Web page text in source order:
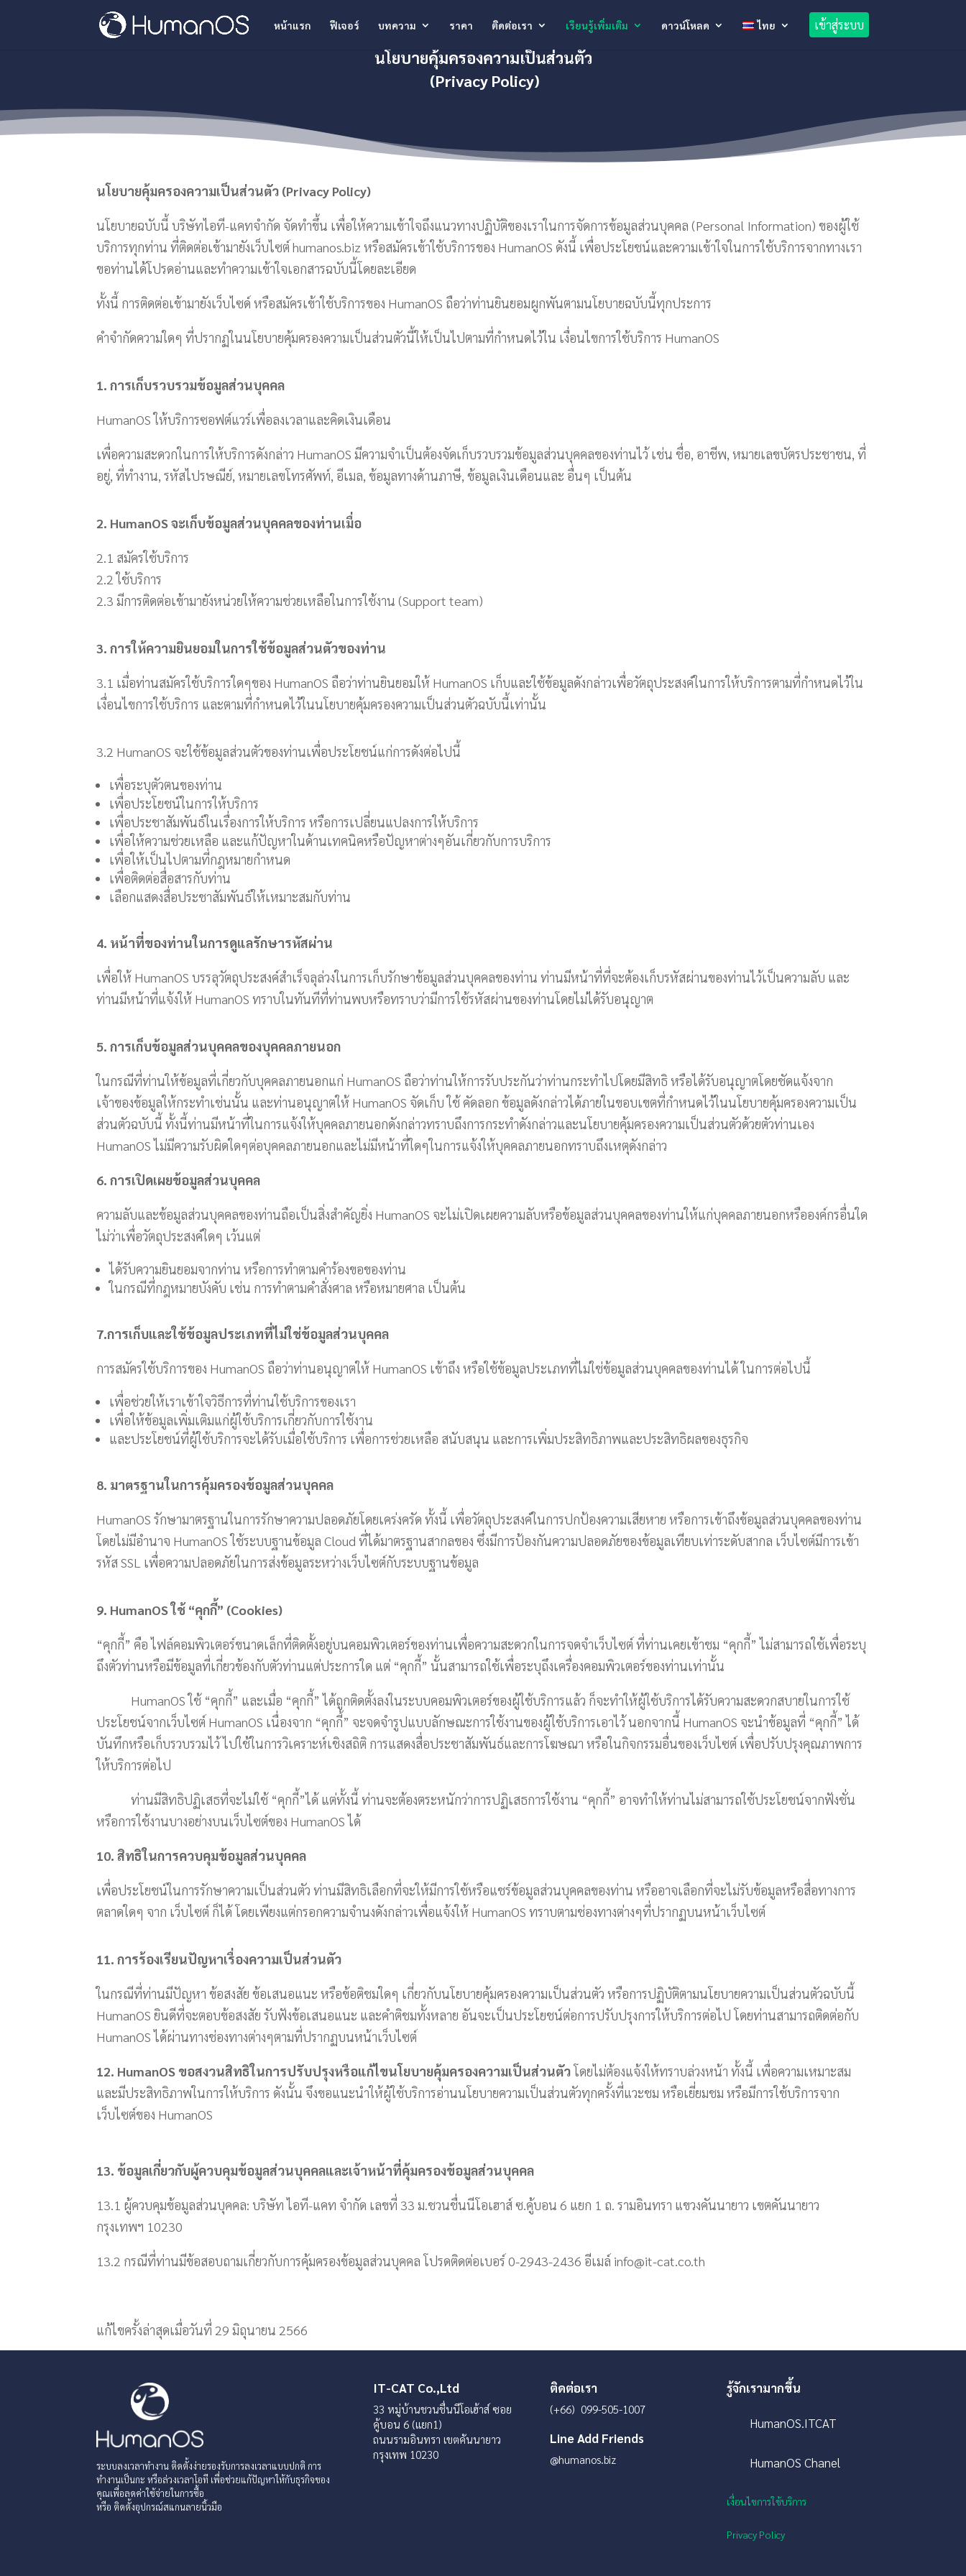
หน้าแรก ฟีเจอร์ บทความ ราคา ติดต่อเรา เรียนรู้เพิ่มเติม ดาวน์โหลด ไทย เข้าสู่ระบบ
นโยบายคุ้มครองความเป็นส่วนตัว
(Privacy Policy)
นโยบายคุ้มครองความเป็นส่วนตัว (Privacy Policy)
นโยบายฉบับนี้ บริษัทไอที-แคทจำกัด จัดทำขึ้น เพื่อให้ความเข้าใจถึงแนวทางปฏิบัติของเราในการจัดการข้อมูลส่วนบุคคล (Personal Information) ของผู้ใช้
บริการทุกท่าน ที่ติดต่อเข้ามายังเว็บไซต์ humanos.biz หรือสมัครเข้าใช้บริการของ HumanOS ดังนี้ เพื่อประโยชน์และความเข้าใจในการใช้บริการจากทางเรา
ขอท่านได้โปรดอ่านและทำความเข้าใจเอกสารฉบับนี้โดยละเอียด
ทั้งนี้ การติดต่อเข้ามายังเว็บไซด์ หรือสมัครเข้าใช้บริการของ HumanOS ถือว่าท่านยินยอมผูกพันตามนโยบายฉบับนี้ทุกประการ
คำจำกัดความใดๆ ที่ปรากฏในนโยบายคุ้มครองความเป็นส่วนตัวนี้ให้เป็นไปตามที่กำหนดไว้ใน เงื่อนไขการใช้บริการ HumanOS
1. การเก็บรวบรวมข้อมูลส่วนบุคคล
HumanOS ให้บริการซอฟต์แวร์เพื่อลงเวลาและคิดเงินเดือน
เพื่อความสะดวกในการให้บริการดังกล่าว HumanOS มีความจำเป็นต้องจัดเก็บรวบรวมข้อมูลส่วนบุคคลของท่านไว้ เช่น ชื่อ, อาชีพ, หมายเลขบัตรประชาชน, ที่
อยู่, ที่ทำงาน, รหัสไปรษณีย์, หมายเลขโทรศัพท์, อีเมล, ข้อมูลทางด้านภาษี, ข้อมูลเงินเดือนและ อื่นๆ เป็นต้น
2. HumanOS จะเก็บข้อมูลส่วนบุคคลของท่านเมื่อ
2.1 สมัครใช้บริการ
2.2 ใช้บริการ
2.3 มีการติดต่อเข้ามายังหน่วยให้ความช่วยเหลือในการใช้งาน (Support team)
3. การให้ความยินยอมในการใช้ข้อมูลส่วนตัวของท่าน
3.1 เมื่อท่านสมัครใช้บริการใดๆของ HumanOS ถือว่าท่านยินยอมให้ HumanOS เก็บและใช้ข้อมูลดังกล่าวเพื่อวัตถุประสงค์ในการให้บริการตามที่กำหนดไว้ใน
เงื่อนไขการใช้บริการ และตามที่กำหนดไว้ในนโยบายคุ้มครองความเป็นส่วนตัวฉบับนี้เท่านั้น
3.2 HumanOS จะใช้ข้อมูลส่วนตัวของท่านเพื่อประโยชน์แก่การดังต่อไปนี้
เพื่อระบุตัวตนของท่าน
เพื่อประโยชน์ในการให้บริการ
เพื่อประชาสัมพันธ์ในเรื่องการให้บริการ หรือการเปลี่ยนแปลงการให้บริการ
เพื่อให้ความช่วยเหลือ และแก้ปัญหาในด้านเทคนิคหรือปัญหาต่างๆอันเกี่ยวกับการบริการ
เพื่อให้เป็นไปตามที่กฎหมายกำหนด
เพื่อติดต่อสื่อสารกับท่าน
เลือกแสดงสื่อประชาสัมพันธ์ให้เหมาะสมกับท่าน
4. หน้าที่ของท่านในการดูแลรักษารหัสผ่าน
เพื่อให้ HumanOS บรรลุวัตถุประสงค์สำเร็จลุล่วงในการเก็บรักษาข้อมูลส่วนบุคคลของท่าน ท่านมีหน้าที่ที่จะต้องเก็บรหัสผ่านของท่านไว้เป็นความลับ และ
ท่านมีหน้าที่แจ้งให้ HumanOS ทราบในทันทีที่ท่านพบหรือทราบว่ามีการใช้รหัสผ่านของท่านโดยไม่ได้รับอนุญาต
5. การเก็บข้อมูลส่วนบุคคลของบุคคลภายนอก
ในกรณีที่ท่านให้ข้อมูลที่เกี่ยวกับบุคคลภายนอกแก่ HumanOS ถือว่าท่านให้การรับประกันว่าท่านกระทำไปโดยมีสิทธิ หรือได้รับอนุญาตโดยชัดแจ้งจาก
เจ้าของข้อมูลให้กระทำเช่นนั้น และท่านอนุญาตให้ HumanOS จัดเก็บ ใช้ คัดลอก ข้อมูลดังกล่าวได้ภายในขอบเขตที่กำหนดไว้ในนโยบายคุ้มครองความเป็น
ส่วนตัวฉบับนี้ ทั้งนี้ท่านมีหน้าที่ในการแจ้งให้บุคคลภายนอกดังกล่าวทราบถึงการกระทำดังกล่าวและนโยบายคุ้มครองความเป็นส่วนตัวด้วยตัวท่านเอง
HumanOS ไม่มีความรับผิดใดๆต่อบุคคลภายนอกและไม่มีหน้าที่ใดๆในการแจ้งให้บุคคลภายนอกทราบถึงเหตุดังกล่าว
6. การเปิดเผยข้อมูลส่วนบุคคล
ความลับและข้อมูลส่วนบุคคลของท่านถือเป็นสิ่งสำคัญยิ่ง HumanOS จะไม่เปิดเผยความลับหรือข้อมูลส่วนบุคคลของท่านให้แก่บุคคลภายนอกหรือองค์กรอื่นใด
ไม่ว่าเพื่อวัตถุประสงค์ใดๆ เว้นแต่
ได้รับความยินยอมจากท่าน หรือการทำตามคำร้องขอของท่าน
ในกรณีที่กฎหมายบังคับ เช่น การทำตามคำสั่งศาล หรือหมายศาล เป็นต้น
7.การเก็บและใช้ข้อมูลประเภทที่ไม่ใช่ข้อมูลส่วนบุคคล
การสมัครใช้บริการของ HumanOS ถือว่าท่านอนุญาตให้ HumanOS เข้าถึง หรือใช้ข้อมูลประเภทที่ไม่ใช่ข้อมูลส่วนบุคคลของท่านได้ ในการต่อไปนี้
เพื่อช่วยให้เราเข้าใจวิธีการที่ท่านใช้บริการของเรา
เพื่อให้ข้อมูลเพิ่มเติมแก่ผู้ใช้บริการเกี่ยวกับการใช้งาน
และประโยชน์ที่ผู้ใช้บริการจะได้รับเมื่อใช้บริการ เพื่อการช่วยเหลือ สนับสนุน และการเพิ่มประสิทธิภาพและประสิทธิผลของธุรกิจ
8. มาตรฐานในการคุ้มครองข้อมูลส่วนบุคคล
HumanOS รักษามาตรฐานในการรักษาความปลอดภัยโดยเคร่งครัด ทั้งนี้ เพื่อวัตถุประสงค์ในการปกป้องความเสียหาย หรือการเข้าถึงข้อมูลส่วนบุคคลของท่าน
โดยไม่มีอำนาจ HumanOS ใช้ระบบฐานข้อมูล Cloud ที่ได้มาตรฐานสากลของ ซึ่งมีการป้องกันความปลอดภัยของข้อมูลเทียบเท่าระดับสากล เว็บไซต์มีการเข้า
รหัส SSL เพื่อความปลอดภัยในการส่งข้อมูลระหว่างเว็บไซต์กับระบบฐานข้อมูล
9. HumanOS ใช้ “คุกกี้” (Cookies)
“คุกกี้” คือ ไฟล์คอมพิวเตอร์ขนาดเล็กที่ติดตั้งอยู่บนคอมพิวเตอร์ของท่านเพื่อความสะดวกในการจดจำเว็บไซต์ ที่ท่านเคยเข้าชม “คุกกี้” ไม่สามารถใช้เพื่อระบุ
ถึงตัวท่านหรือมีข้อมูลที่เกี่ยวข้องกับตัวท่านแต่ประการใด แต่ “คุกกี้” นั้นสามารถใช้เพื่อระบุถึงเครื่องคอมพิวเตอร์ของท่านเท่านั้น
HumanOS ใช้ “คุกกี้” และเมื่อ “คุกกี้” ได้ถูกติดตั้งลงในระบบคอมพิวเตอร์ของผู้ใช้บริการแล้ว ก็จะทำให้ผู้ใช้บริการได้รับความสะดวกสบายในการใช้
ประโยชน์จากเว็บไซต์ HumanOS เนื่องจาก “คุกกี้” จะจดจำรูปแบบลักษณะการใช้งานของผู้ใช้บริการเอาไว้ นอกจากนี้ HumanOS จะนำข้อมูลที่ “คุกกี้” ได้
บันทึกหรือเก็บรวบรวมไว้ ไปใช้ในการวิเคราะห์เชิงสถิติ การแสดงสื่อประชาสัมพันธ์และการโฆษณา หรือในกิจกรรมอื่นของเว็บไซต์ เพื่อปรับปรุงคุณภาพการ
ให้บริการต่อไป
ท่านมีสิทธิปฏิเสธที่จะไม่ใช้ “คุกกี้”ได้ แต่ทั้งนี้ ท่านจะต้องตระหนักว่าการปฏิเสธการใช้งาน “คุกกี้” อาจทำให้ท่านไม่สามารถใช้ประโยชน์จากฟังชั่น
หรือการใช้งานบางอย่างบนเว็บไซต์ของ HumanOS ได้
10. สิทธิในการควบคุมข้อมูลส่วนบุคคล
เพื่อประโยชน์ในการรักษาความเป็นส่วนตัว ท่านมีสิทธิเลือกที่จะให้มีการใช้หรือแชร์ข้อมูลส่วนบุคคลของท่าน หรืออาจเลือกที่จะไม่รับข้อมูลหรือสื่อทางการ
ตลาดใดๆ จาก เว็บไซต์ ก็ได้ โดยเพียงแต่กรอกความจำนงดังกล่าวเพื่อแจ้งให้ HumanOS ทราบตามช่องทางต่างๆที่ปรากฏบนหน้าเว็บไซต์
11. การร้องเรียนปัญหาเรื่องความเป็นส่วนตัว
ในกรณีที่ท่านมีปัญหา ข้อสงสัย ข้อเสนอแนะ หรือข้อติชมใดๆ เกี่ยวกับนโยบายคุ้มครองความเป็นส่วนตัว หรือการปฏิบัติตามนโยบายความเป็นส่วนตัวฉบับนี้
HumanOS ยินดีที่จะตอบข้อสงสัย รับฟังข้อเสนอแนะ และคำติชมทั้งหลาย อันจะเป็นประโยชน์ต่อการปรับปรุงการให้บริการต่อไป โดยท่านสามารถติดต่อกับ
HumanOS ได้ผ่านทางช่องทางต่างๆตามที่ปรากฏบนหน้าเว็บไซต์
12. HumanOS ขอสงวนสิทธิในการปรับปรุงหรือแก้ไขนโยบายคุ้มครองความเป็นส่วนตัวโดยไม่ต้องแจ้งให้ทราบล่วงหน้า ทั้งนี้ เพื่อความเหมาะสม
และมีประสิทธิภาพในการให้บริการ ดังนั้น จึงขอแนะนำให้ผู้ใช้บริการอ่านนโยบายความเป็นส่วนตัวทุกครั้งที่แวะชม หรือเยี่ยมชม หรือมีการใช้บริการจาก
เว็บไซต์ของ HumanOS
13. ข้อมูลเกี่ยวกับผู้ควบคุมข้อมูลส่วนบุคคลและเจ้าหน้าที่คุ้มครองข้อมูลส่วนบุคคล
13.1 ผู้ควบคุมข้อมูลส่วนบุคคล: บริษัท ไอที-แคท จำกัด เลขที่ 33 ม.ชวนชื่นนีโอเฮาส์ ซ.คู้บอน 6 แยก 1 ถ. รามอินทรา แขวงคันนายาว เขตคันนายาว
กรุงเทพฯ 10230
13.2 กรณีที่ท่านมีข้อสอบถามเกี่ยวกับการคุ้มครองข้อมูลส่วนบุคคล โปรดติดต่อเบอร์ 0-2943-2436 อีเมล์ info@it-cat.co.th
แก้ไขครั้งล่าสุดเมื่อวันที่ 29 มิถุนายน 2566
ระบบลงเวลาทำงาน ติดตั้งง่ายรองรับการลงเวลาแบบปกติ การ
ทำงานเป็นกะ หรือล่วงเวลาโอที เพื่อช่วยแก้ปัญหาให้กับธุรกิจของ
คุณเพื่อลดค่าใช้จ่ายในการซื้อ
หรือ ติดตั้งอุปกรณ์สแกนลายนิ้วมือ
IT-CAT Co.,Ltd
33 หมู่บ้านชวนชื่นนีโอเฮ้าส์ ซอย
คู้บอน 6 (แยก1)
ถนนรามอินทรา เขตคันนายาว
กรุงเทพ 10230
ติดต่อเรา
(+66) 099-505-1007
Line Add Friends
@humanos.biz
รู้จักเรามากขึ้น
HumanOS.ITCAT
HumanOS Chanel
เงื่อนไขการใช้บริการ
Privacy Policy